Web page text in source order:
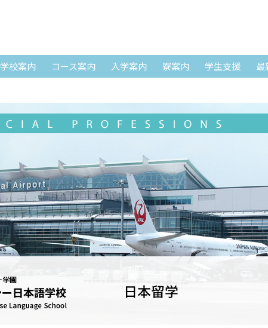
SKIP TO CONTENT
学校案内 コース案内 入学案内 寮案内 学生支援 最